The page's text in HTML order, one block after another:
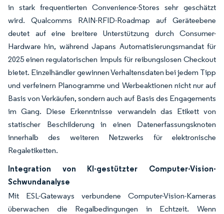
in stark frequentierten Convenience-Stores sehr geschätzt
wird. Qualcomms RAIN-RFID-Roadmap auf Geräteebene
deutet auf eine breitere Unterstützung durch Consumer-
Hardware hin, während Japans Automatisierungsmandat für
2025 einen regulatorischen Impuls für reibungslosen Checkout
bietet. Einzelhändler gewinnen Verhaltensdaten bei jedem Tipp
und verfeinern Planogramme und Werbeaktionen nicht nur auf
Basis von Verkäufen, sondern auch auf Basis des Engagements
im Gang. Diese Erkenntnisse verwandeln das Etikett von
statischer Beschilderung in einen Datenerfassungsknoten
innerhalb des weiteren Netzwerks für elektronische
Regaletiketten.
Integration von KI-gestützter Computer-Vision-
Schwundanalyse
Mit ESL-Gateways verbundene Computer-Vision-Kameras
überwachen die Regalbedingungen in Echtzeit. Wenn